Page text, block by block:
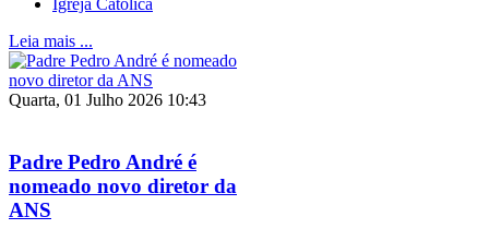
Igreja Católica
Leia mais ...
Quarta, 01 Julho 2026 10:43
Padre Pedro André é
nomeado novo diretor da
ANS